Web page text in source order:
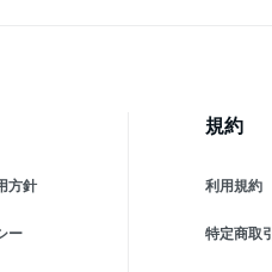
方針
ー
規約
利用規約
特定商取引